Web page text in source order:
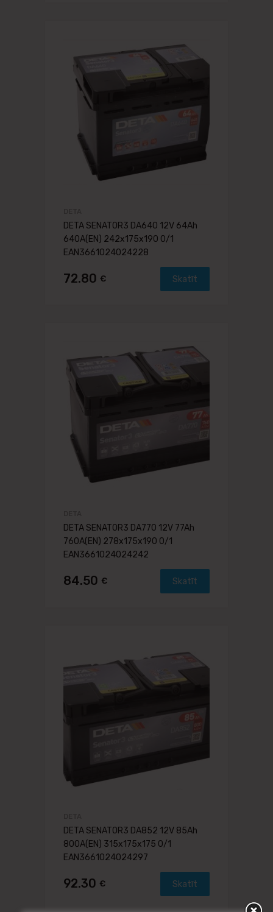
DETA SENATOR3 DA640 12V 64Ah
640A(EN) 242x175x190 0/1
EAN3661024024228
72.80 € Skatīt
DETA SENATOR3 DA770 12V 77Ah
760A(EN) 278x175x190 0/1
EAN3661024024242
84.50 € Skatīt
DETA SENATOR3 DA852 12V 85Ah
800A(EN) 315x175x175 0/1
EAN3661024024297
92.30 € Skatīt